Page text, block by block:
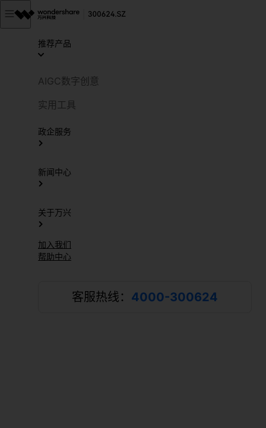
推荐产品
AIGC数字创意
实用工具
政企服务
新闻中心
关于万兴
加入我们
帮助中心
客服热线： 4000-300624